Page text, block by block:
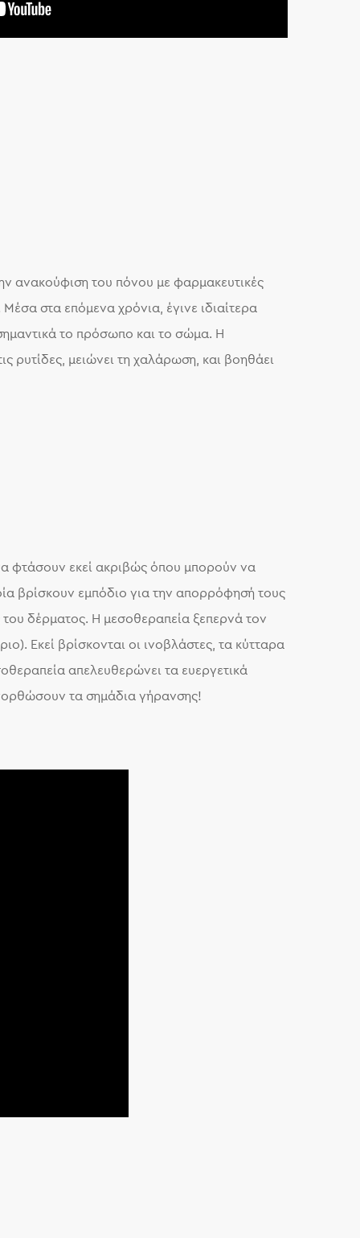
ανακούφιση του πόνου με φαρμακευτικές
στα επόμενα χρόνια, έγινε ιδιαίτερα
το πρόσωπο και το σώμα. Η
ρυτίδες, μειώνει τη χαλάρωση, και βοηθάει
φτάσουν εκεί ακριβώς όπου μπορούν να
βρίσκουν εμπόδιο για την απορρόφησή τους
του δέρματος. Η μεσοθεραπεία ξεπερνά τον
Εκεί βρίσκονται οι ινοβλάστες, τα κύτταρα
απελευθερώνει τα ευεργετικά
τα σημάδια γήρανσης!